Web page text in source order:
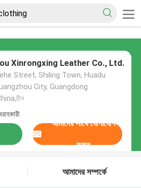
Xinrongxing Leather Co., Ltd.
Street, Shiling Town, Huadu
City, Guangdong
আমাদের সাথে যোগাযোগ
করুন
আমাদের সম্পর্কে